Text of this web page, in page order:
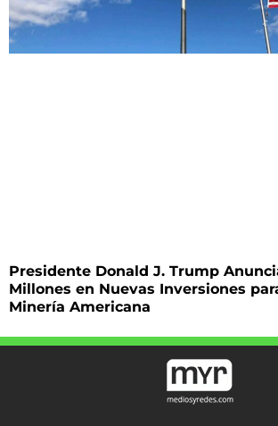
Presidente Donald J. Trump
Millones en Nuevas Inversiones
Minería Americana